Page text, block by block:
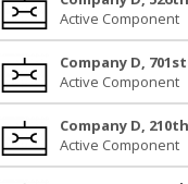
Active Component
Company D, 701st
Active Component
Company D,
Active Component